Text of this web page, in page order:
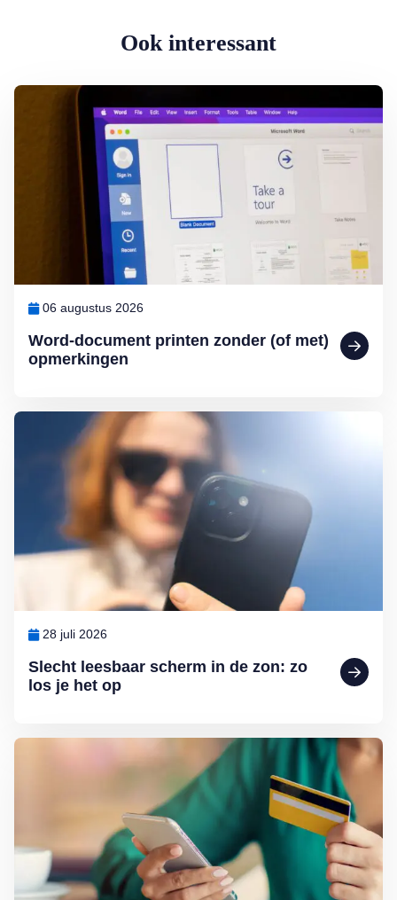
Ook interessant
Word-document printen zonder (of met)
opmerkingen
06 augustus 2026
Lees meer over Word-document printen zonder (of met)
Slecht leesbaar scherm in de zon: zo
los je het op
28 juli 2026
Lees meer over Slecht leesbaar scherm in de zon: zo los je het op
Lees meer over Help, de bank-app werkt niet meer